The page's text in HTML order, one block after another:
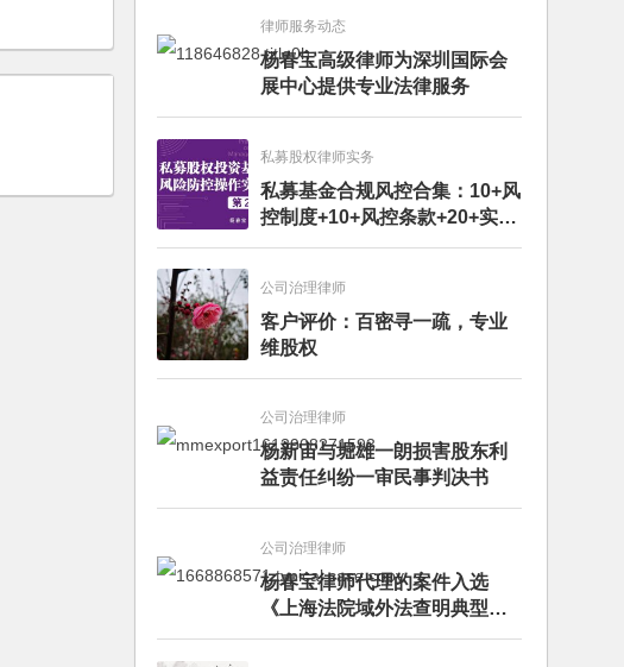
律师服务动态
杨春宝高级律师为深圳国际会
展中心提供专业法律服务
私募股权律师实务
私募基金合规风控合集：10+风
控制度+10+风控条款+20+实务
文章+每月动态
公司治理律师
客户评价：百密寻一疏，专业
维股权
公司治理律师
杨新宙与堀雄一朗损害股东利
益责任纠纷一审民事判决书
公司治理律师
杨春宝律师代理的案件入选
《上海法院域外法查明典型案
例》